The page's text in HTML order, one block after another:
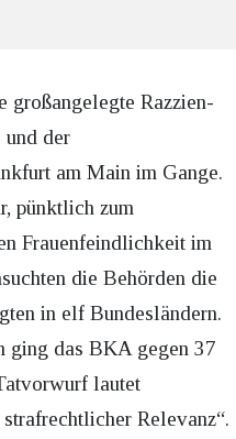
großangelegte Razzien-
und der
am Main im Gange.
pünktlich zum
Frauenfeindlichkeit im
die Behörden die
in elf Bundesländern.
ging das BKA gegen 37
lautet
Relevanz“.